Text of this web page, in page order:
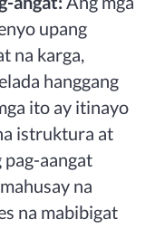
upang
na karga,
hanggang
ito ay itinayo
istruktura at
pag-aangat
na
na mabibigat